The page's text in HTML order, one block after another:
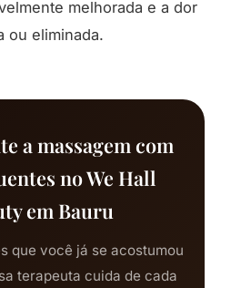
melhorada e a dor
ou eliminada.
a massagem com
no We Hall
em Bauru
que você já se acostumou
terapeuta cuida de cada